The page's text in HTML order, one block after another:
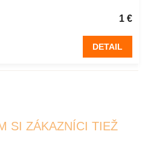
1 €
DETAIL
SI ZÁKAZNÍCI TIEŽ